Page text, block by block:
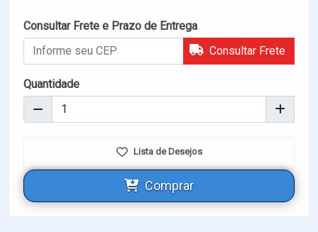
Consultar Frete e Prazo de Entrega
Consultar Frete
Quantidade
Lista de Desejos
Comprar